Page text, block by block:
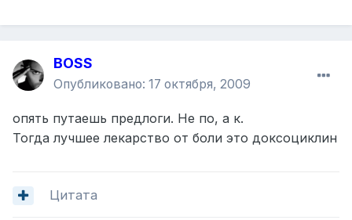
BOSS
Опубликовано: 17 октября, 2009
опять путаешь предлоги. Не по, а к.
Тогда лучшее лекарство от боли это доксоциклин
Цитата